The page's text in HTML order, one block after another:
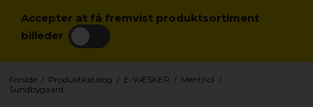
Accepter at få fremvist produktsortiment
billeder
Forside / Produktkatalog / E-VÆSKER / Menthol /
Sundbygaard